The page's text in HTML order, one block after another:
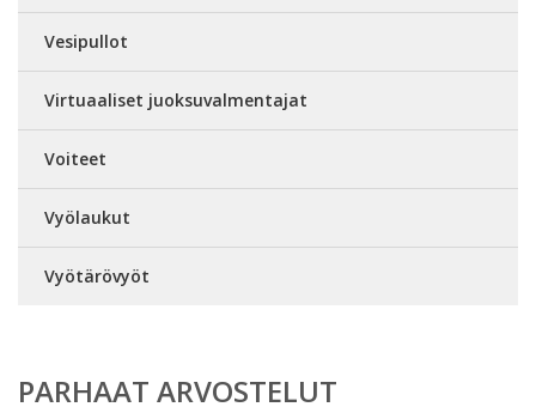
Vesipullot
Virtuaaliset juoksuvalmentajat
Voiteet
Vyölaukut
Vyötärövyöt
PARHAAT ARVOSTELUT